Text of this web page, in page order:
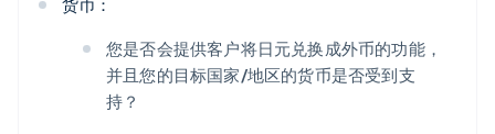
货币：
您是否会提供客户将日元兑换成外币的功能，
并且您的目标国家/地区的货币是否受到支
持？